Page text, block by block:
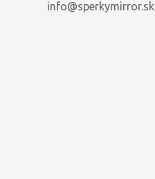
info@sperkymirror.sk